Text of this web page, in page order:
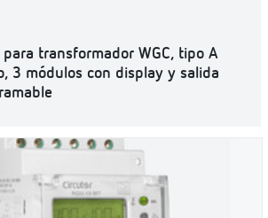
transformador WGC, tipo A
3 módulos con display y salida